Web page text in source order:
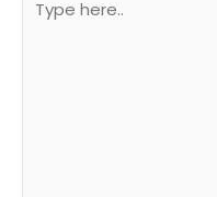
here..